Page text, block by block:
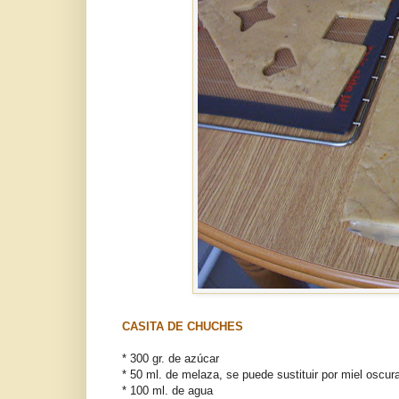
CASITA DE CHUCHES
* 300 gr. de azúcar
* 50 ml. de melaza, se puede sustituir por miel
* 100 ml. de agua